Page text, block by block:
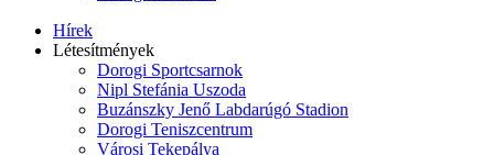
Hírek
Létesítmények
Dorogi Sportcsarnok
Nipl Stefánia Uszoda
Buzánszky Jenő Labdarúgó Stadion
Dorogi Teniszcentrum
Városi Tekepálya